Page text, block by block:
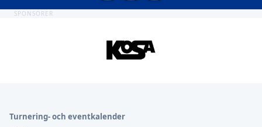
SPONSORER
Turnering- och eventkalender